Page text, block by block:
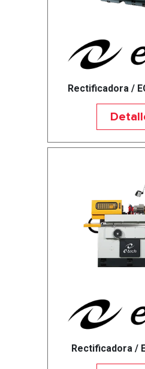
Rectificadora /
Rectificadora /